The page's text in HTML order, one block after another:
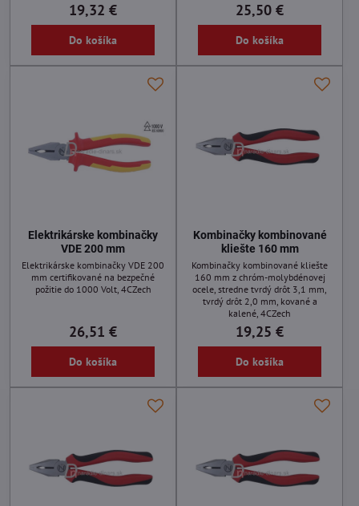
19,32 €
Do košíka
25,50 €
Do košíka
Elektrikárske kombinačky
VDE 200 mm
Elektrikárske kombinačky VDE 200
mm certifikované na bezpečné
požitie do 1000 Volt, 4CZech
26,51 €
Do košíka
Kombinačky kombinované
kliešte 160 mm
Kombinačky kombinované kliešte
160 mm z chróm-molybdénovej
ocele, stredne tvrdý drôt 3,1 mm,
tvrdý drôt 2,0 mm, kované a
kalené, 4CZech
19,25 €
Do košíka